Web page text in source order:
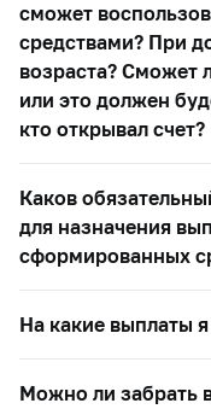
сможет
средствами? При
возраста? Сможет
или это должен
кто открывал счет?
Каков
для назначения
сформированных
На какие выплаты
Можно ли забрать